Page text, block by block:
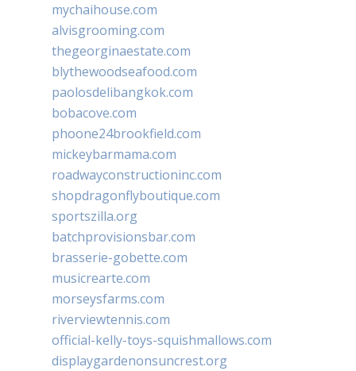
mychaihouse.com
alvisgrooming.com
thegeorginaestate.com
blythewoodseafood.com
paolosdelibangkok.com
bobacove.com
phoone24brookfield.com
mickeybarmama.com
roadwayconstructioninc.com
shopdragonflyboutique.com
sportszilla.org
batchprovisionsbar.com
brasserie-gobette.com
musicrearte.com
morseysfarms.com
riverviewtennis.com
official-kelly-toys-squishmallows.com
displaygardenonsuncrest.org